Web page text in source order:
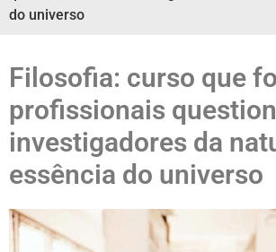
do universo
Filosofia: curso que
profissionais
investigadores da
essência do universo